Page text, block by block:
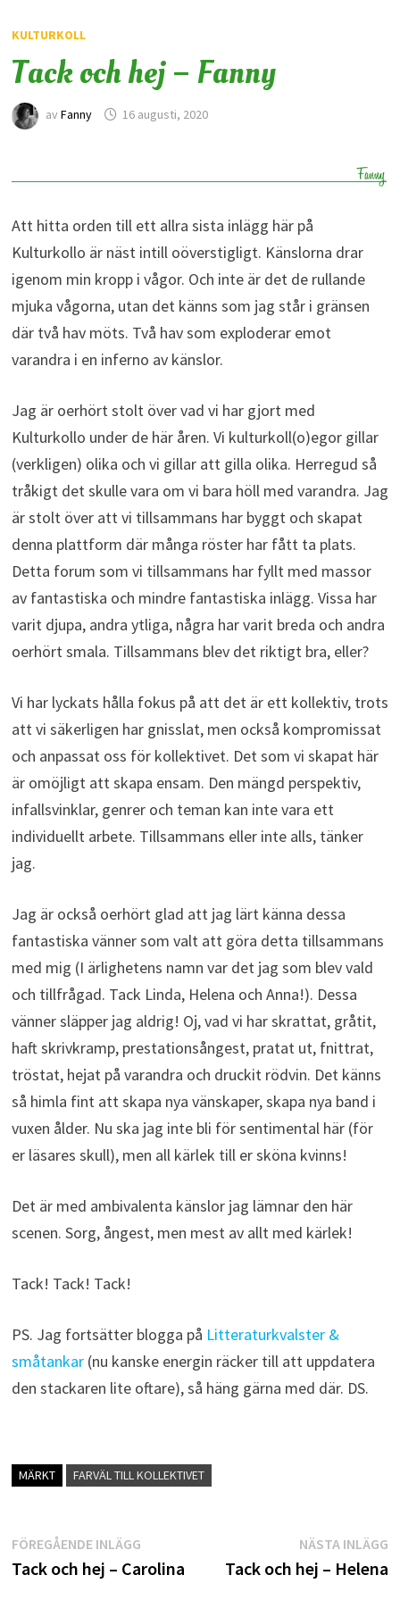
KULTURKOLL
Tack och hej – Fanny
av Fanny 16 augusti, 2020
Att hitta orden till ett allra sista inlägg här på
Kulturkollo är näst intill oöverstigligt. Känslorna drar
igenom min kropp i vågor. Och inte är det de rullande
mjuka vågorna, utan det känns som jag står i gränsen
där två hav möts. Två hav som exploderar emot
varandra i en inferno av känslor.
Jag är oerhört stolt över vad vi har gjort med
Kulturkollo under de här åren. Vi kulturkoll(o)egor gillar
(verkligen) olika och vi gillar att gilla olika. Herregud så
tråkigt det skulle vara om vi bara höll med varandra. Jag
är stolt över att vi tillsammans har byggt och skapat
denna plattform där många röster har fått ta plats.
Detta forum som vi tillsammans har fyllt med massor
av fantastiska och mindre fantastiska inlägg. Vissa har
varit djupa, andra ytliga, några har varit breda och andra
oerhört smala. Tillsammans blev det riktigt bra, eller?
Vi har lyckats hålla fokus på att det är ett kollektiv, trots
att vi säkerligen har gnisslat, men också kompromissat
och anpassat oss för kollektivet. Det som vi skapat här
är omöjligt att skapa ensam. Den mängd perspektiv,
infallsvinklar, genrer och teman kan inte vara ett
individuellt arbete. Tillsammans eller inte alls, tänker
jag.
Jag är också oerhört glad att jag lärt känna dessa
fantastiska vänner som valt att göra detta tillsammans
med mig (I ärlighetens namn var det jag som blev vald
och tillfrågad. Tack Linda, Helena och Anna!). Dessa
vänner släpper jag aldrig! Oj, vad vi har skrattat, gråtit,
haft skrivkramp, prestationsångest, pratat ut, fnittrat,
tröstat, hejat på varandra och druckit rödvin. Det känns
så himla fint att skapa nya vänskaper, skapa nya band i
vuxen ålder. Nu ska jag inte bli för sentimental här (för
er läsares skull), men all kärlek till er sköna kvinns!
Det är med ambivalenta känslor jag lämnar den här
scenen. Sorg, ångest, men mest av allt med kärlek!
Tack! Tack! Tack!
PS. Jag fortsätter blogga på Litteraturkvalster &
småtankar(nu kanske energin räcker till att uppdatera
den stackaren lite oftare), så häng gärna med där. DS.
MÄRKT FARVÄL TILL KOLLEKTIVET
Inläggsnavigering
FÖREGÅENDE INLÄGGFöregående
inlägg:
Tack och hej – Carolina
NÄSTA INLÄGG
Tack och hej – Helena